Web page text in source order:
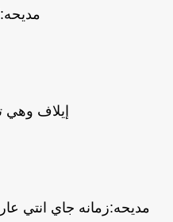
إيلاف وهي
مديحه:زمانه جاي انتي